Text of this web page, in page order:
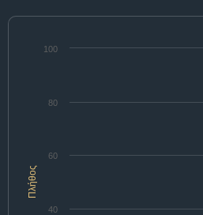
Πλήθος
40
60
80
100